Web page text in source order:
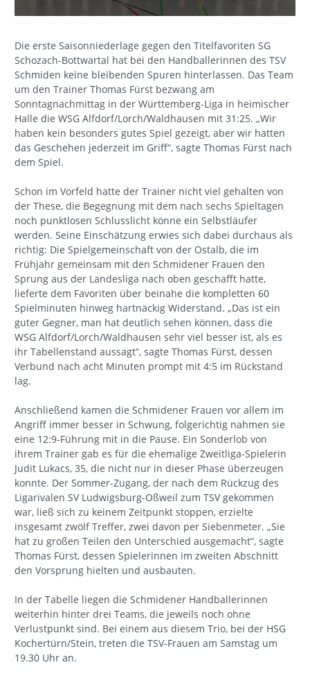
Die erste Saisonniederlage gegen den Titelfavoriten SG
Schozach-Bottwartal hat bei den Handballerinnen des TSV
Schmiden keine bleibenden Spuren hinterlassen. Das Team
um den Trainer Thomas Fürst bezwang am
Sonntagnachmittag in der Württemberg-Liga in heimischer
Halle die WSG Alfdorf/Lorch/Waldhausen mit 31:25. „Wir
haben kein besonders gutes Spiel gezeigt, aber wir hatten
das Geschehen jederzeit im Griff“, sagte Thomas Fürst nach
dem Spiel.
Schon im Vorfeld hatte der Trainer nicht viel gehalten von
der These, die Begegnung mit dem nach sechs Spieltagen
noch punktlosen Schlusslicht könne ein Selbstläufer
werden. Seine Einschätzung erwies sich dabei durchaus als
richtig: Die Spielgemeinschaft von der Ostalb, die im
Frühjahr gemeinsam mit den Schmidener Frauen den
Sprung aus der Landesliga nach oben geschafft hatte,
lieferte dem Favoriten über beinahe die kompletten 60
Spielminuten hinweg hartnäckig Widerstand. „Das ist ein
guter Gegner, man hat deutlich sehen können, dass die
WSG Alfdorf/Lorch/Waldhausen sehr viel besser ist, als es
ihr Tabellenstand aussagt“, sagte Thomas Fürst, dessen
Verbund nach acht Minuten prompt mit 4:5 im Rückstand
lag.
Anschließend kamen die Schmidener Frauen vor allem im
Angriff immer besser in Schwung, folgerichtig nahmen sie
eine 12:9-Führung mit in die Pause. Ein Sonderlob von
ihrem Trainer gab es für die ehemalige Zweitliga-Spielerin
Judit Lukacs, 35, die nicht nur in dieser Phase überzeugen
konnte. Der Sommer-Zugang, der nach dem Rückzug des
Ligarivalen SV Ludwigsburg-Oßweil zum TSV gekommen
war, ließ sich zu keinem Zeitpunkt stoppen, erzielte
insgesamt zwölf Treffer, zwei davon per Siebenmeter. „Sie
hat zu großen Teilen den Unterschied ausgemacht“, sagte
Thomas Fürst, dessen Spielerinnen im zweiten Abschnitt
den Vorsprung hielten und ausbauten.
In der Tabelle liegen die Schmidener Handballerinnen
weiterhin hinter drei Teams, die jeweils noch ohne
Verlustpunkt sind. Bei einem aus diesem Trio, bei der HSG
Kochertürn/Stein, treten die TSV-Frauen am Samstag um
19.30 Uhr an.